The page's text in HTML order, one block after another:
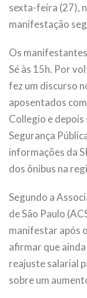
sexta-feira (27),
manifestação
Os
Sé às 15h. Por
fez um discurso
aposentados
Collegio e
Segurança
informações da
dos ônibus na
Segundo a
de São Paulo
manifestar após
afirmar que
reajuste salarial
sobre um